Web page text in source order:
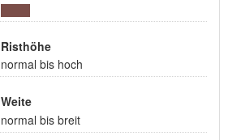
Risthöhe
normal bis hoch
Weite
normal bis breit